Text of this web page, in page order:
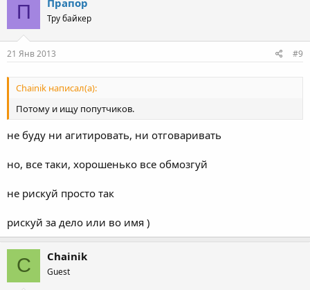
П Тру байкер
21 Янв 2013 #9
Chainik написал(а):
Потому и ищу попутчиков.
не буду ни агитировать, ни отговаривать
но, все таки, хорошенько все обмозгуй
не рискуй просто так
рискуй за дело или во имя )
C Chainik
Guest